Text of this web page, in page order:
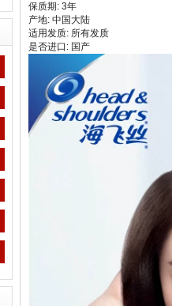
保质期: 3年
产地: 中国大陆
适用发质: 所有发质
是否进口: 国产